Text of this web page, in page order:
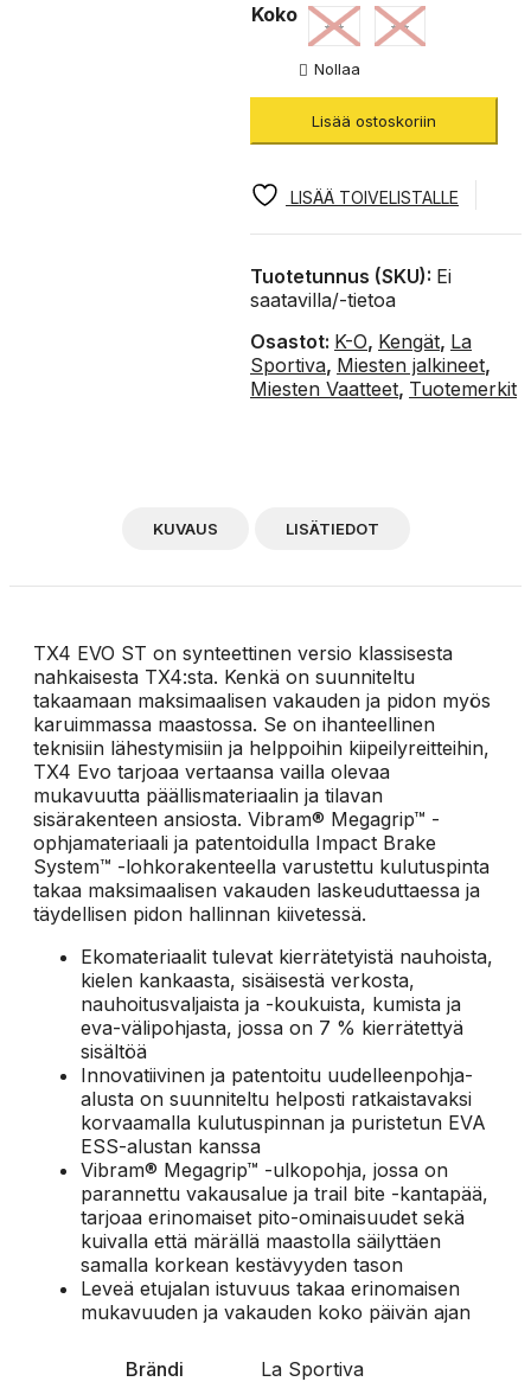
Koko 44 45
Nollaa
Lisää ostoskoriin
LISÄÄ TOIVELISTALLE
Tuotetunnus (SKU): Ei
saatavilla/-tietoa
Osastot: K-O, Kengät, La
Sportiva, Miesten jalkineet,
Miesten Vaatteet, Tuotemerkit
KUVAUS LISÄTIEDOT
TX4 EVO ST on synteettinen versio klassisesta
nahkaisesta TX4:sta. Kenkä on suunniteltu
takaamaan maksimaalisen vakauden ja pidon myös
karuimmassa maastossa. Se on ihanteellinen
teknisiin lähestymisiin ja helppoihin kiipeilyreitteihin,
TX4 Evo tarjoaa vertaansa vailla olevaa
mukavuutta päällismateriaalin ja tilavan
sisärakenteen ansiosta. Vibram® Megagrip™ -
ophjamateriaali ja patentoidulla Impact Brake
System™ -lohkorakenteella varustettu kulutuspinta
takaa maksimaalisen vakauden laskeuduttaessa ja
täydellisen pidon hallinnan kiivetessä.
Ekomateriaalit tulevat kierrätetyistä nauhoista,
kielen kankaasta, sisäisestä verkosta,
nauhoitusvaljaista ja -koukuista, kumista ja
eva-välipohjasta, jossa on 7 % kierrätettyä
sisältöä
Innovatiivinen ja patentoitu uudelleenpohja-
alusta on suunniteltu helposti ratkaistavaksi
korvaamalla kulutuspinnan ja puristetun EVA
ESS-alustan kanssa
Vibram® Megagrip™ -ulkopohja, jossa on
parannettu vakausalue ja trail bite -kantapää,
tarjoaa erinomaiset pito-ominaisuudet sekä
kuivalla että märällä maastolla säilyttäen
samalla korkean kestävyyden tason
Leveä etujalan istuvuus takaa erinomaisen
mukavuuden ja vakauden koko päivän ajan
Brändi La Sportiva